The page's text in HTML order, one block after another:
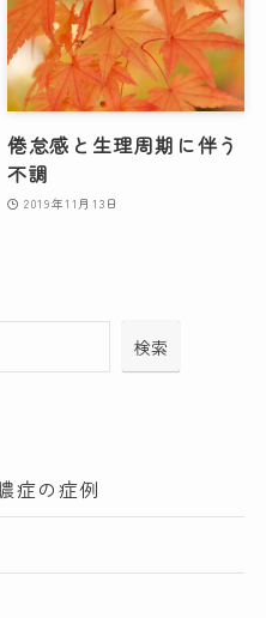
倦怠感と生理周期に伴う
不調
2019年11月13日
検索
症の症例